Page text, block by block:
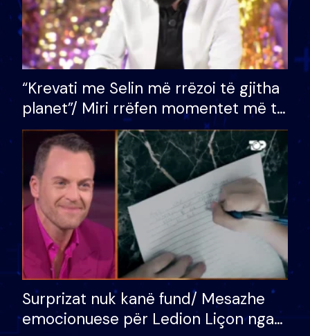
“Krevati me Selin më rrëzoi të gjitha
planet”/ Miri rrëfen momentet më të
bukura në shtëpinë e BB VIP: Do më
mungojë zilja e mëngjesit kur…
Surprizat nuk kanë fund/ Mesazhe
emocionuese për Ledion Liçon nga